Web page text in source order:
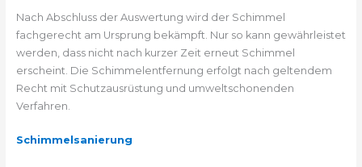
Nach Abschluss der Auswertung wird der Schimmel
fachgerecht am Ursprung bekämpft. Nur so kann gewährleistet
werden, dass nicht nach kurzer Zeit erneut Schimmel
erscheint. Die Schimmelentfernung erfolgt nach geltendem
Recht mit Schutzausrüstung und umweltschonenden
Verfahren.
Schimmelsanierung